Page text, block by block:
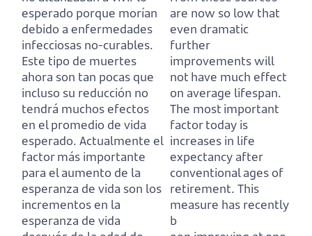
esperado porque morían
debido a enfermedades
infecciosas no-curables.
Este tipo de muertes
ahora son tan pocas que
incluso su reducción no
tendrá muchos efectos
en el promedio de vida
esperado. Actualmente el
factor más importante
para el aumento de la
esperanza de vida son los
incrementos en la
esperanza de vida
are now so low that
even dramatic
further
improvements will
not have much effect
on average lifespan.
The most important
factor today is
increases in life
expectancy after
conventional ages of
retirement. This
measure has recently
b